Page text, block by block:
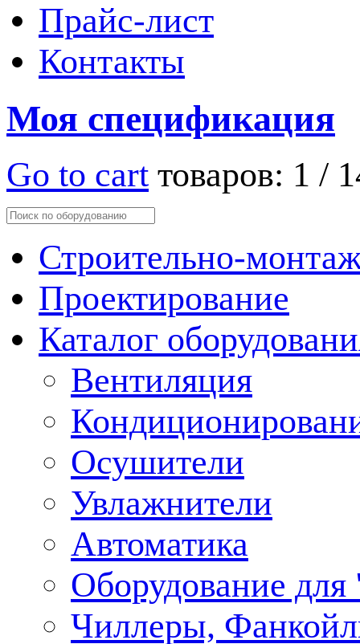
Прайс-лист
Контакты
Моя спецификация
Go to cart товаров: 1 /
Строительно-
Проектирование
Каталог
Вентиляция
Осушители
Увлажнители
Автоматика
Оборудование
Чиллеры,